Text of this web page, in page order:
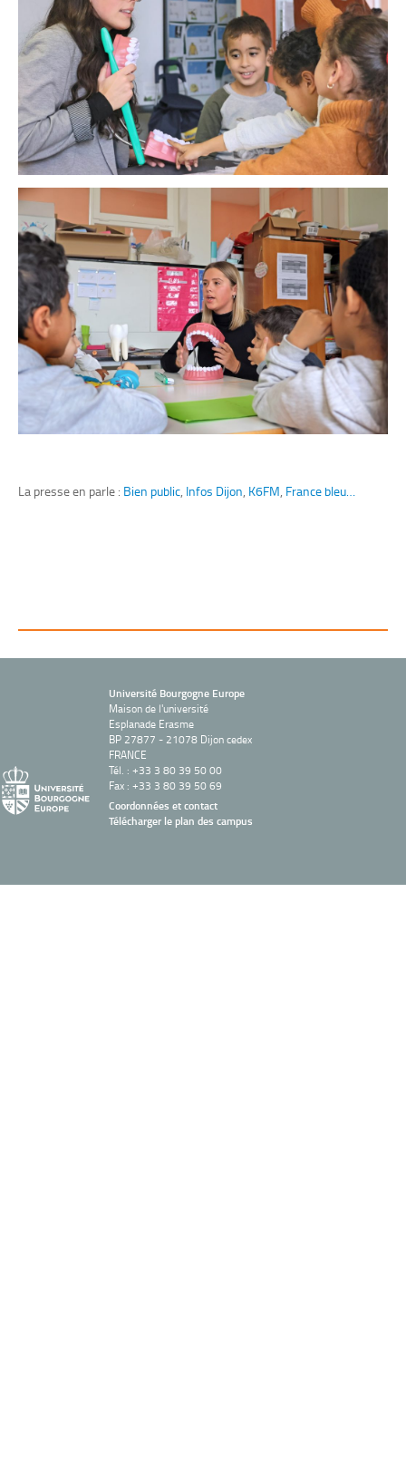
La presse en parle : Bien public Infos Dijon K6FM France bleu…
Université Bourgogne Europe
Maison de l'université
Esplanade Erasme
BP 27877 - 21078 Dijon cedex
FRANCE
Tél. : +33 3 80 39 50 00
Fax : +33 3 80 39 50 69
Coordonnées et contact
Télécharger le plan des campus